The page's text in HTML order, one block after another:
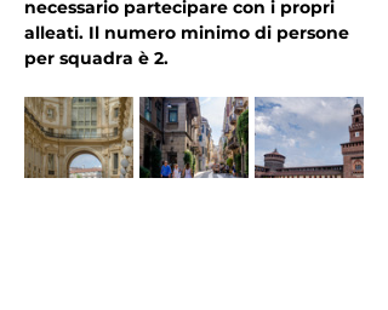
necessario partecipare con i propri
alleati. Il numero minimo di persone
per squadra è 2.